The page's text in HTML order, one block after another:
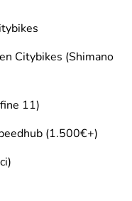
Citybikes (Shimano
11)
(1.500€+)